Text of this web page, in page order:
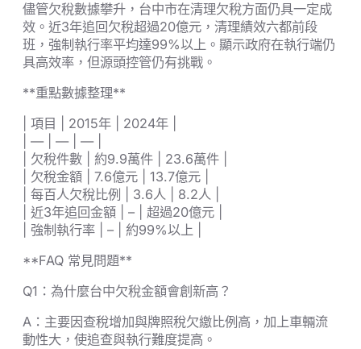
儘管欠稅數據攀升，台中市在清理欠稅方面仍具一定成
效。近3年追回欠稅超過20億元，清理績效六都前段
班，強制執行率平均達99%以上。顯示政府在執行端仍
具高效率，但源頭控管仍有挑戰。
**重點數據整理**
| 項目 | 2015年 | 2024年 |
| — | — | — |
| 欠稅件數 | 約9.9萬件 | 23.6萬件 |
| 欠稅金額 | 7.6億元 | 13.7億元 |
| 每百人欠稅比例 | 3.6人 | 8.2人 |
| 近3年追回金額 | – | 超過20億元 |
| 強制執行率 | – | 約99%以上 |
**FAQ 常見問題**
Q1：為什麼台中欠稅金額會創新高？
A：主要因查稅增加與牌照稅欠繳比例高，加上車輛流
動性大，使追查與執行難度提高。